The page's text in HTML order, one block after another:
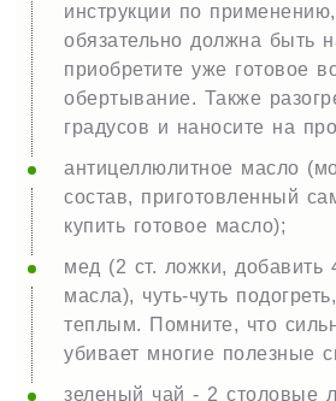
инструкции по
обязательно должна быть
приобретите уже готовое
обертывание. Также
градусов и наносите на
антицеллюлитное масло
состав, приготовленный
купить готовое масло);
мед (2 ст. ложки, добавить
масла), чуть-чуть
теплым. Помните, что
убивает многие полезные
зеленый чай - 2 столовые